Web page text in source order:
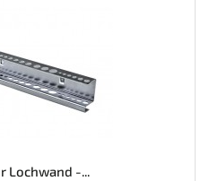
Lochwand -...